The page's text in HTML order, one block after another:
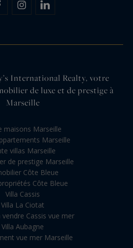
International Realty, votre
de luxe et de prestige à
Marseille
maisons Marseille
Marseille
villas Marseille
de prestige Marseille
Côte Bleue
Côte Bleue
Villa Cassis
Villa La Ciotat
vendre Cassis vue mer
Villa Aubagne
vue mer Marseille